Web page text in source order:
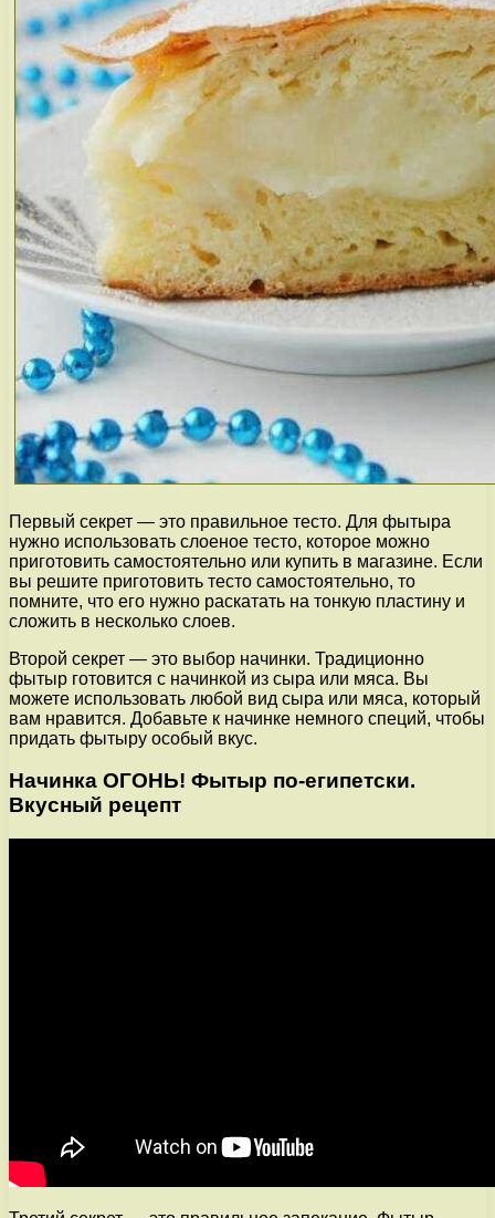
Первый секрет — это правильное тесто. Для фытыра
нужно использовать слоеное тесто, которое можно
приготовить самостоятельно или купить в магазине. Если
вы решите приготовить тесто самостоятельно, то
помните, что его нужно раскатать на тонкую пластину и
сложить в несколько слоев.
Второй секрет — это выбор начинки. Традиционно
фытыр готовится с начинкой из сыра или мяса. Вы
можете использовать любой вид сыра или мяса, который
вам нравится. Добавьте к начинке немного специй, чтобы
придать фытыру особый вкус.
Начинка ОГОНЬ! Фытыр по-египетски.
Вкусный рецепт